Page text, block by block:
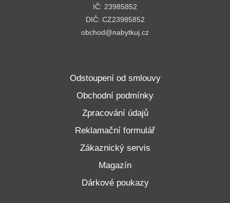
IČ: 23985852
DIČ: CZ23985852
obchod@nabytkuj.cz
Odstoupení od smlouvy
Obchodní podmínky
Zpracování údajů
Reklamační formulář
Zákaznický servis
Magazín
Dárkové poukazy